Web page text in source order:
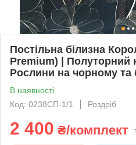
Постільна білизна
Premium) | Полуторний
Рослини на чорному та
В наявності
Код: 0238СП-1/1
Роздріб
2 400 ₴/комплект